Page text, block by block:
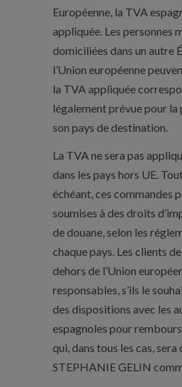
Européenne, la TVA
appliquée. Les personnes
domiciliées dans un autre
l’Union européenne
la TVA appliquée
légalement prévue pour la
son pays de destination.
La TVA ne sera pas
dans les pays hors UE.
échéant, ces commandes
soumises à des droits
de douane, selon les
chaque pays. Les clients
dehors de l’Union
responsables, s’ils le
des dispositions avec les
espagnoles pour
qui, dans tous les cas,
STEPHANIE GELIN